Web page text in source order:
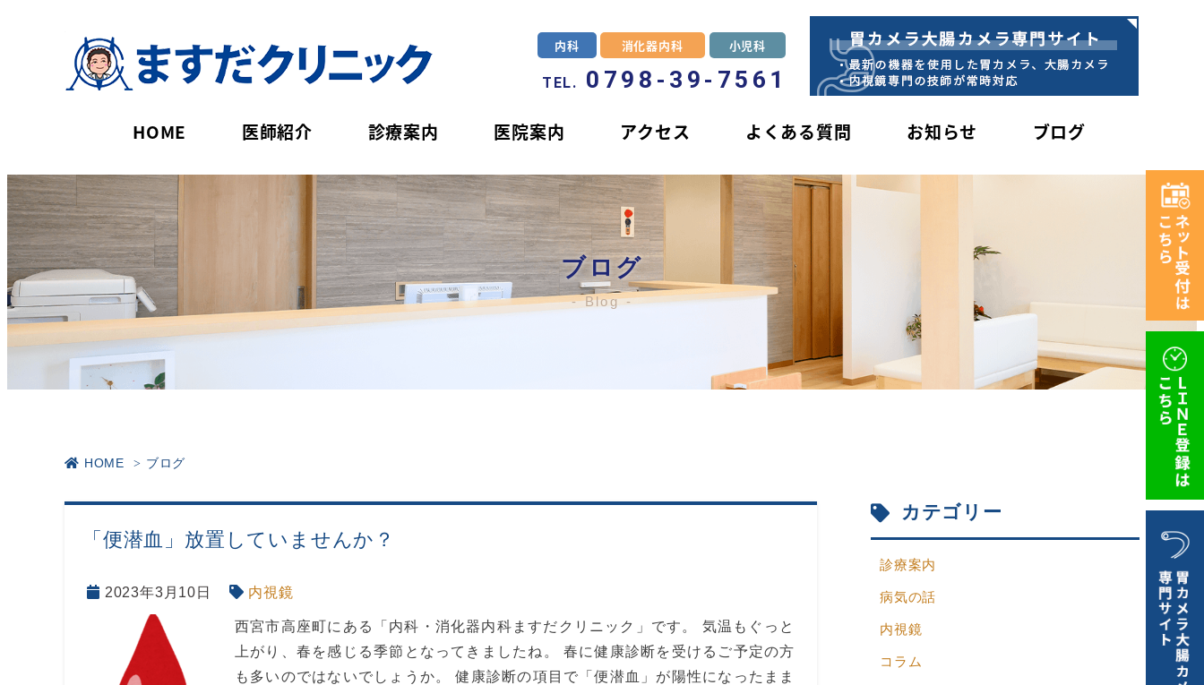
内科 消化器内科 小児科
TEL. 0798-39-7561
HOME 医師紹介 診療案内 医院案内 アクセス よくある質問 お知らせ ブログ
ブログ
Blog
HOME ブログ
「便潜血」放置していませんか？
2023年3月10日 内視鏡
西宮市高座町にある「内科・消化器内科ますだクリニック」です。 気温もぐっと
上がり、春を感じる季節となってきましたね。 春に健康診断を受けるご予定の方
も多いのではないでしょうか。 健康診断の項目で「便潜血」が陽性になったまま
カテゴリー
診療案内
病気の話
内視鏡
コラム